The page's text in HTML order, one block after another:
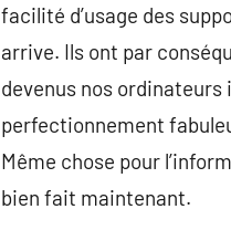
facilité d’usage des
arrive. Ils ont par
devenus nos ordinateurs
perfectionnement
Même chose pour
bien fait maintenant.